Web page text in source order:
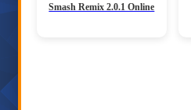
Smash Remix 2.0.1 Online